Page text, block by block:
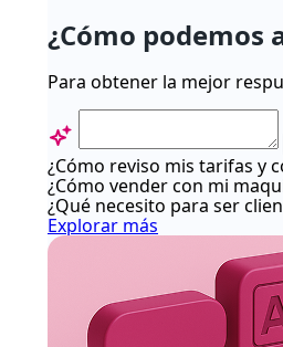
hacer
boleta
electrónica
con
Transbank?
-
Centro
de
ayuda
¿Cómo podemos
Para obtener la mejor
¿Cómo reviso mis tarifas y
¿Cómo vender con mi
¿Qué necesito para ser
Explorar más